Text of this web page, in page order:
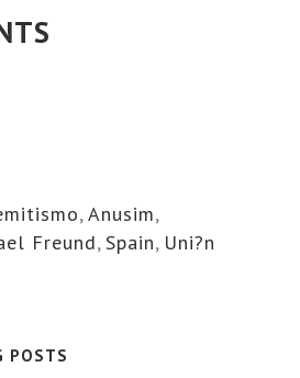
,Anusim,
Freund, Spain, Uni?n
POSTS